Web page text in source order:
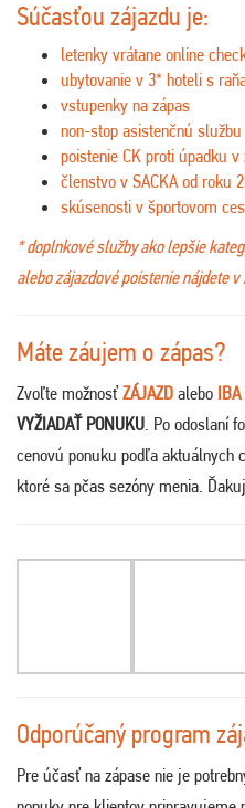
Súčasťou zájazdu je:
letenky vrátane online
ubytovanie v 3* hoteli s
vstupenky na zápas
non-stop asistenčnú službu
poistenie CK proti úpadku
členstvo v SACKA od roku
skúsenosti v športovom
* doplnkové služby ako lepšie
alebo zájazdové poistenie nájdete
Máte záujem o zápas?
Zvoľte možnosťZÁJAZD alebo IBA
VYŽIADAŤ PONUKU. Po odoslaní
cenovú ponuku podľa aktuálnych
ktoré sa pčas sezóny menia.
Odporúčaný program
Pre účasť na zápase nie je